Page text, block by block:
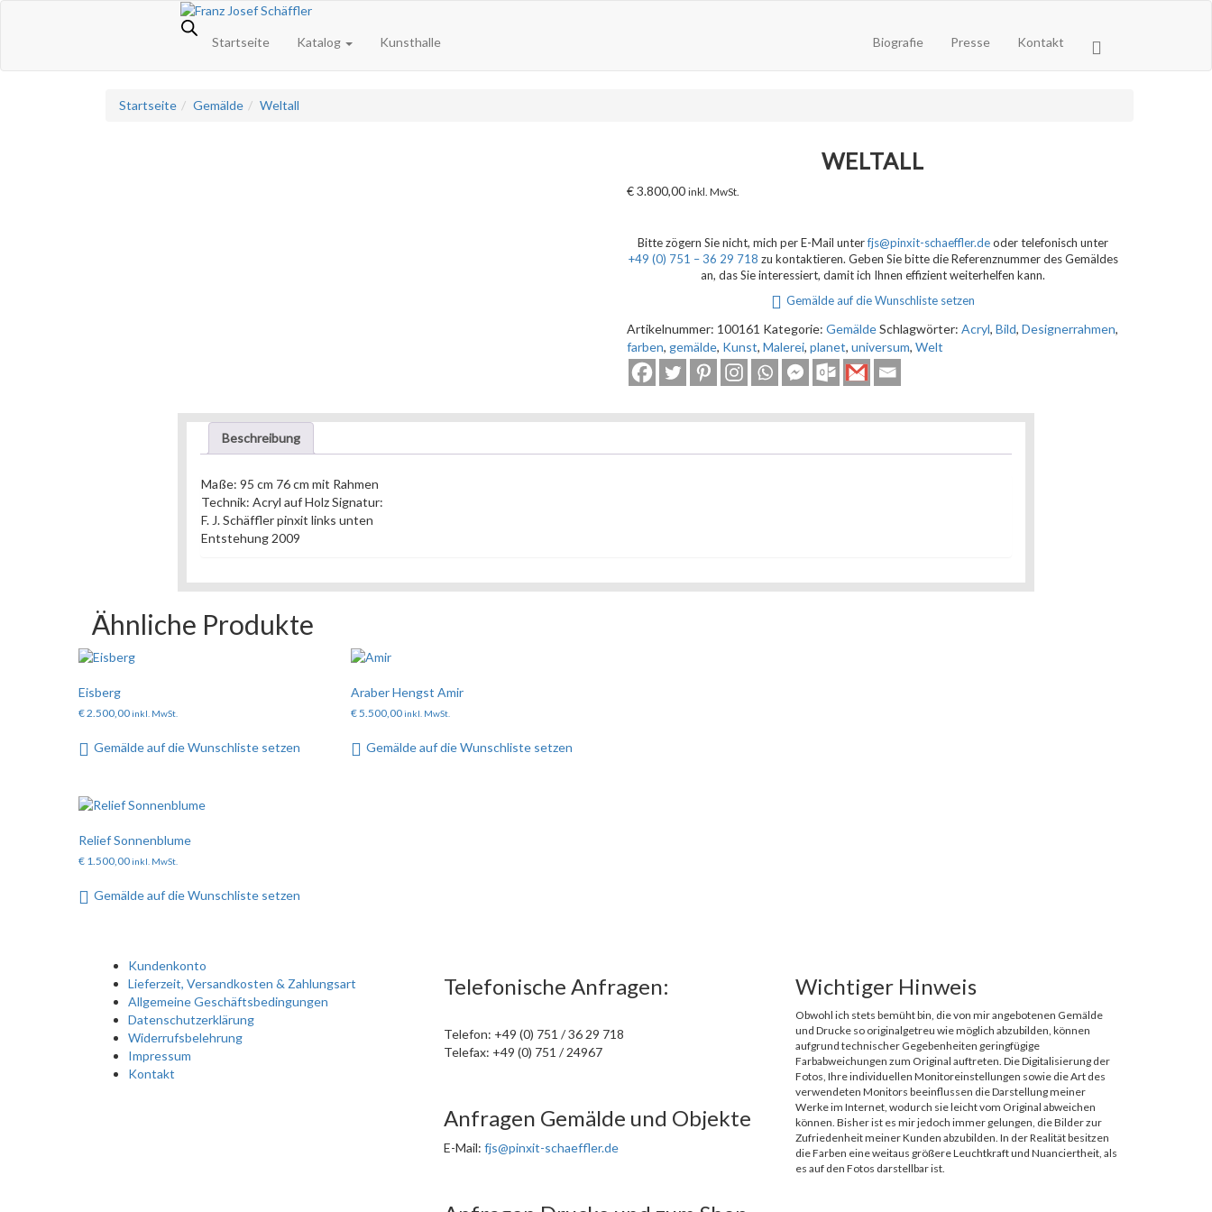
Startseite Katalog Kunsthalle Biografie Presse Kontakt
Startseite Gemälde Weltall
WELTALL
€3.800,00 inkl. MwSt.
Bitte zögern Sie nicht, mich per E-Mail unterfjs@pinxit-schaeffler.deoder telefonisch unter
+49 (0) 751 – 36 29 718 zu kontaktieren. Geben Sie bitte die Referenznummer des Gemäldes
an, das Sie interessiert, damit ich Ihnen effizient weiterhelfen kann.
Gemälde auf die Wunschliste setzen
Artikelnummer: 100161 Kategorie: GemäldeSchlagwörter: Acryl, Bild, Designerrahmen,
farben, gemälde, Kunst, Malerei, planet, universum, Welt
Beschreibung
Maße: 95 cm 76 cm mit Rahmen
Technik: Acryl auf Holz Signatur:
F. J. Schäffler pinxit links unten
Entstehung 2009
Ähnliche Produkte
Eisberg
€2.500,00inkl. MwSt.
Gemälde auf die Wunschliste setzen
Araber Hengst Amir
€5.500,00 inkl. MwSt.
Gemälde auf die Wunschliste setzen
Relief Sonnenblume
€ 1.500,00inkl. MwSt.
Gemälde auf die Wunschliste setzen
Kundenkonto
Lieferzeit, Versandkosten & Zahlungsart
Allgemeine Geschäftsbedingungen
Datenschutzerklärung
Widerrufsbelehrung
Impressum
Kontakt
Telefonische Anfragen:
Telefon: +49 (0) 751 / 36 29 718
Telefax: +49 (0) 751 / 24967
Anfragen Gemälde und Objekte
E-Mail: fjs@pinxit-schaeffler.de
Wichtiger Hinweis
Obwohl ich stets bemüht bin, die von mir angebotenen Gemälde
und Drucke so originalgetreu wie möglich abzubilden, können
aufgrund technischer Gegebenheiten geringfügige
Farbabweichungen zum Original auftreten. Die Digitalisierung der
Fotos, Ihre individuellen Monitoreinstellungen sowie die Art des
verwendeten Monitors beeinflussen die Darstellung meiner
Werke im Internet, wodurch sie leicht vom Original abweichen
können. Bisher ist es mir jedoch immer gelungen, die Bilder zur
Zufriedenheit meiner Kunden abzubilden. In der Realität besitzen
die Farben eine weitaus größere Leuchtkraft und Nuanciertheit, als
es auf den Fotos darstellbar ist.